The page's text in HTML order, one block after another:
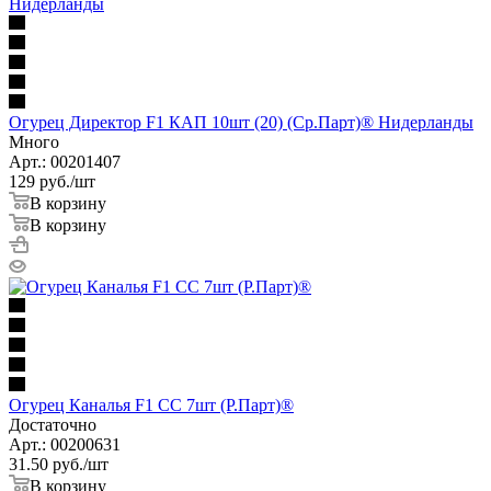
Огурец Директор F1 КАП 10шт (20) (Ср.Парт)® Нидерланды
Много
Арт.: 00201407
129 руб./шт
В корзину
В корзину
Огурец Каналья F1 СС 7шт (Р.Парт)®
Достаточно
Арт.: 00200631
31.50 руб./шт
В корзину